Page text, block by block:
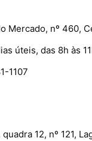
Mercado, nº 460,
úteis, das 8h às
1107
12, nº 121,